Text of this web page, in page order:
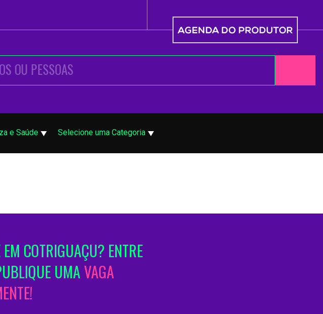
e Saúde Selecione uma Categoria
COTRIGUAÇU? ENTRE
UMAVAGA